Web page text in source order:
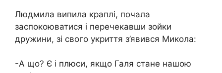
Людмила випила краплі, почала
заспокоюватися і перечекавши зойки
дружини, зі свого укриття з’явився Микола:
-А що? Є і плюси, якщо Галя стане нашою